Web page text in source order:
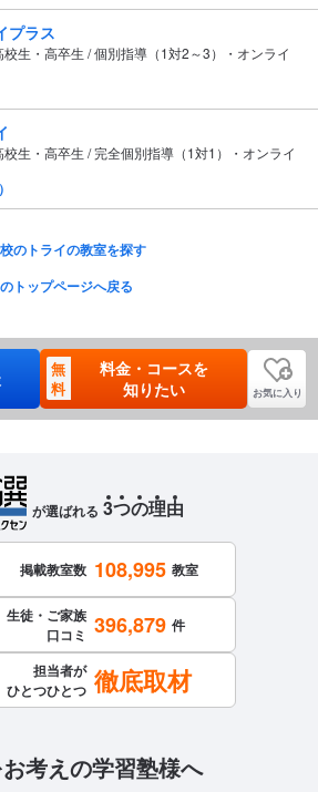
プラス
生・高卒生 / 個別指導（1対2～3）・オンライ
生・高卒生 / 完全個別指導（1対1）・オンライ
のトライの教室を探す
トップページへ戻る
無
料
料金・コースを
知りたい
お気に入り
が選ばれる 3つの理由
掲載教室数 108,995 教室
生徒・ご家族
口コミ 396,879 件
担当者が
ひとつひとつ 徹底取材
考えの学習塾様へ